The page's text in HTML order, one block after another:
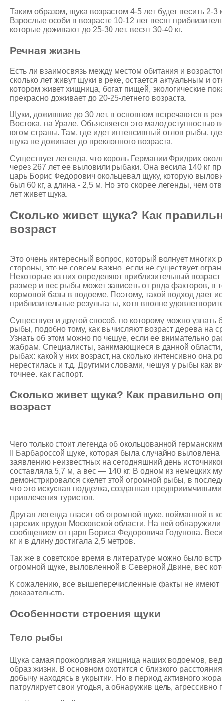
Таким образом, щука возрастом 4-5 лет будет весить 2-3
Взрослые особи в возрасте 10-12 лет весят
которые доживают до 25-30 лет, весят 30-40 кг.
Речная жизнь
Есть ли взаимосвязь между местом обитания и
сколько лет живут щуки в реке, остается актуальным и
котором живет хищница, богат пищей, экологические
прекрасно доживает до 20-25-летнего возраста.
Щуки, дожившие до 30 лет, в основном встречаются в
Востока, на Урале. Объясняется это малодоступностью
югом страны. Там, где идет интенсивный отлов рыбы,
щука не доживает до преклонного возраста.
Существует легенда, что король Германии Фридрих
через 267 лет ее выловили рыбаки. Она весила 140 кг
царь Борис Федорович окольцевал щуку, которую
был 60 кг, а длина - 2,5 м. Но это скорее легенды, чем
лет живет щука.
Сколько живет щука? Как
возраст
Это очень интересный вопрос, который волнует многих
стороны, это не совсем важно, если не существует
Некоторые из них определяют приблизительный
размер и вес рыбы может зависеть от ряда факторов, в
кормовой базы в водоеме. Поэтому, такой подход дает
приблизительные результаты, хотя вполне
Существует и другой способ, по которому можно узнать
рыбы, подобно тому, как вычисляют возраст дерева на
Узнать об этом можно по чешуе, если ее внимательно
жабрам. Специалисты, занимающиеся в данной области,
рыбах: какой у них возраст, на сколько интенсивно она
нерестилась и т.д. Другими словами, чешуя у рыбы как
точнее, как паспорт.
Сколько живет щука? Как правильно
возраст
Чего только стоит легенда об окольцованной
II Барбароссой щуке, которая была случайно выловлена
заявлению неизвестных на сегодняшний день
составляла 5,7 м, а вес — 140 кг. В одном из немецких
демонстрировался скелет этой огромной рыбы, в
что это искусная подделка, созданная
привлечения туристов.
Другая легенда гласит об огромной щуке, пойманной в
царских прудов Московской области. На ней обнаружили
сообщением от царя Бориса Федоровича Годунова.
кг и в длину достигала 2,5 метров.
Так же в советское время в литературе можно было
огромной щуке, выловленной в Северной Двине, вес
К сожалению, все вышеперечисленные факты не имеют
доказательств.
Особенности строения щуки
Тело рыбы
Щука самая прожорливая хищница наших водоемов,
образ жизни. В основном охотится с близкого
добычу находясь в укрытии. Но в период активного
патрулирует свои угодья, а обнаружив цель, агрессивно